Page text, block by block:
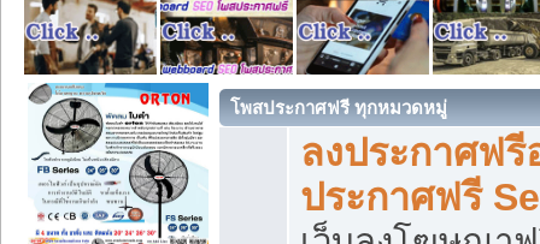
โพสประกาศฟรี ทุกหมวดหมู่
ลงประกาศฟ
ประกาศฟรี